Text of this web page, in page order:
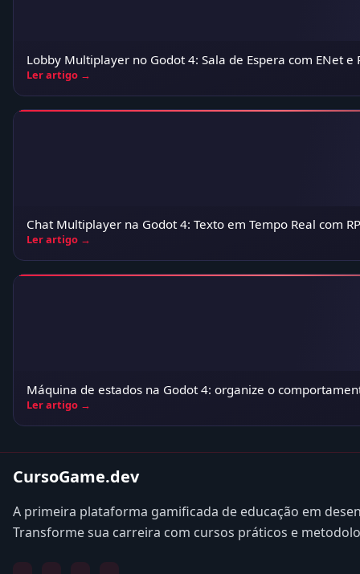
Lobby Multiplayer no Godot 4: Sala de Espera com ENet e
Ler artigo →
Chat Multiplayer na Godot 4: Texto em Tempo Real com
Ler artigo →
Máquina de estados na Godot 4: organize o
Ler artigo →
CursoGame.dev
A primeira plataforma gamificada de educação em
Transforme sua carreira com cursos práticos e